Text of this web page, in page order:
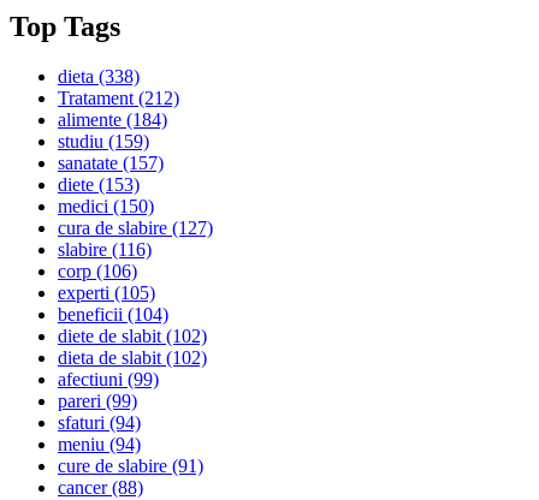
Top Tags
dieta (338)
Tratament(212)
alimente (184)
studiu (159)
sanatate (157)
diete (153)
medici (150)
cura de slabire (127)
slabire (116)
corp (106)
experti (105)
beneficii (104)
diete de slabit(102)
dieta de slabit(102)
afectiuni (99)
pareri (99)
sfaturi (94)
meniu (94)
cure de slabire (91)
cancer(88)